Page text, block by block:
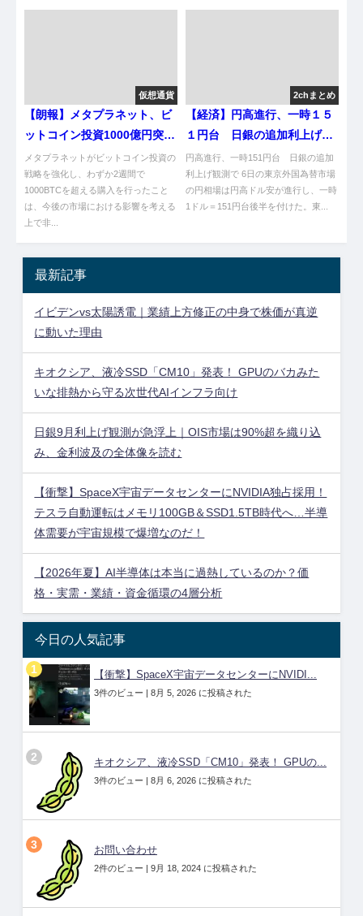
仮想通貨
【朗報】メタプラネット、ビ
ットコイン投資1000億円突
破！まじで急成長やんけ！
メタプラネットがビットコイン投資の
戦略を強化し、わずか2週間で
1000BTCを超える購入を行ったこと
は、今後の市場における影響を考える
上で非...
2chまとめ
【経済】円高進行、一時１５
１円台 日銀の追加利上げ観
測で [七波羅探題★]
円高進行、一時151円台 日銀の追加
利上げ観測で 6日の東京外国為替市場
の円相場は円高ドル安が進行し、一時
1ドル＝151円台後半を付けた。東...
最新記事
イビデンvs太陽誘電｜業績上方修正の中身で株価が真逆
に動いた理由
キオクシア、液冷SSD「CM10」発表！ GPUのバカみた
いな排熱から守る次世代AIインフラ向け
日銀9月利上げ観測が急浮上｜OIS市場は90%超を織り込
み、金利波及の全体像を読む
【衝撃】SpaceX宇宙データセンターにNVIDIA独占採用！
テスラ自動運転はメモリ100GB＆SSD1.5TB時代へ…半導
体需要が宇宙規模で爆増なのだ！
【2026年夏】AI半導体は本当に過熱しているのか？価
格・実需・業績・資金循環の4層分析
今日の人気記事
【衝撃】SpaceX宇宙データセンターにNVIDI...
3件のビュー | 8月 5, 2026 に投稿された
キオクシア、液冷SSD「CM10」発表！ GPUの...
3件のビュー | 8月 6, 2026 に投稿された
お問い合わせ
2件のビュー | 9月 18, 2024 に投稿された